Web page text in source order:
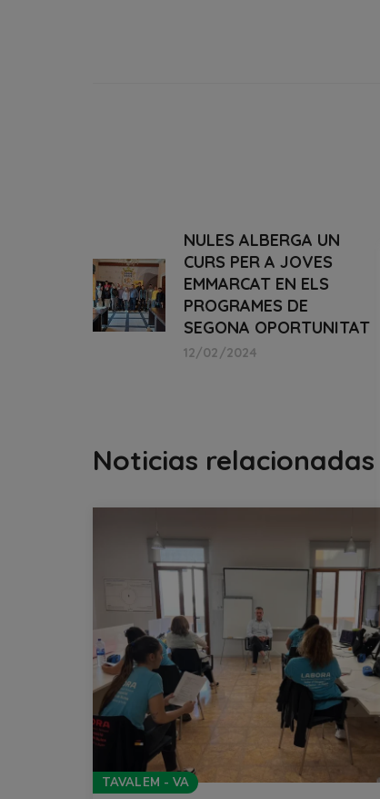
NULES ALBERGA UN
CURS PER A JOVES
EMMARCAT EN ELS
PROGRAMES DE
SEGONA OPORTUNITAT
12/02/2024
Noticias relacionadas
TAVALEM - VA